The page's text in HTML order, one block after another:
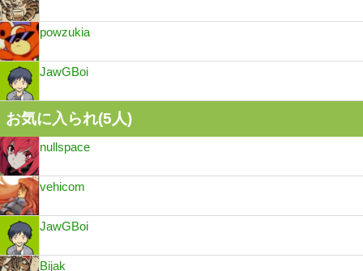
powzukia
JawGBoi
お気に入られ(5人)
nullspace
vehicom
JawGBoi
Bijak